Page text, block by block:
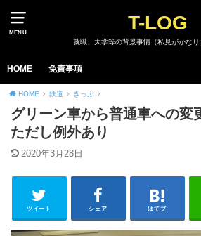
MENU T-LOG
就職、大学等の背景事情（私見がかなり
HOME 免責事項
HOME 鉄道 きっぷ
グリーン車から普通車への変
ただし例外あり
2020年3月28日
ツイート シェア はてブ